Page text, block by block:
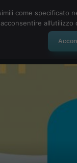
Social
come